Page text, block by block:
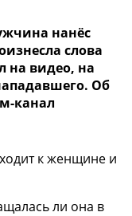
нанёс
слова
на видео, на
Об
канал
к женщине и
ли она в